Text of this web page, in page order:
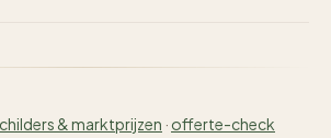
& marktprijzen · offerte-check